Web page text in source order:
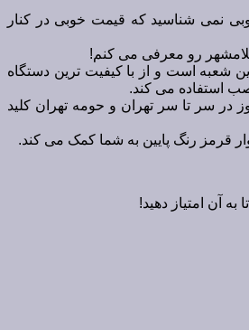
نمی شناسید که قیمت خوبی در کنار
رو معرفی می کنم!
شعبه است و از با کیفیت ترین دستگاه
استفاده می کند.
در سر تا سر تهران و حومه تهران کلید
قرمز رنگ پایین به شما کمک می کند.
آن امتیاز دهید!